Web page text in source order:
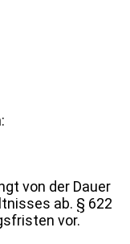
von der Dauer
ab. § 622
vor.